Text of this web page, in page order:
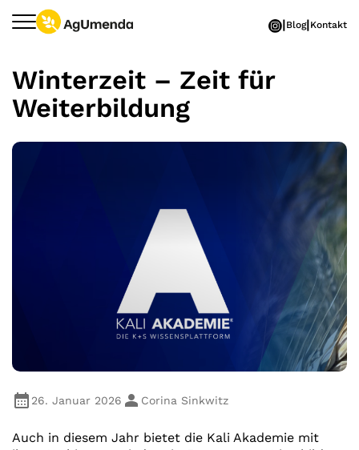
Zum Hauptinhalt springen
Blog Kontakt
Winterzeit – Zeit für
Weiterbildung
26. Januar 2026 Corina Sinkwitz
Auch in diesem Jahr bietet die Kali Akademie mit